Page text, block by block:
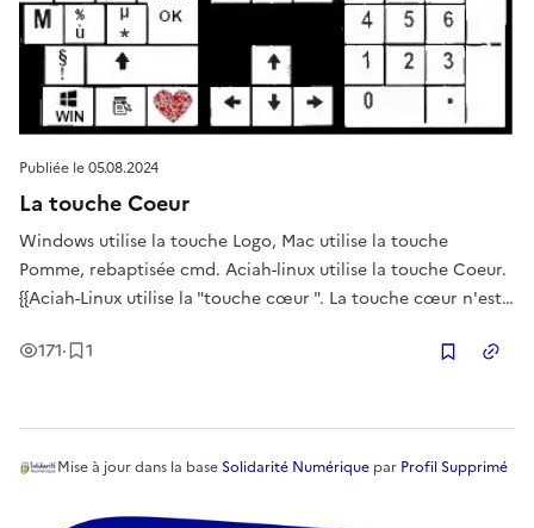
Publiée le05.08.2024
La touche Coeur
Windows utilise la touche Logo, Mac utilise la touche
Pomme, rebaptisée cmd. Aciah-linux utilise la touche Coeur.
{{Aciah-Linux utilise la "touche cœur ". La touche cœur n'est
avec un seul doigt. On trouve sur internet de nombreuses
171Vues
· 1
Mise à jourdans la base Solidarité Numérique par Profil Supprimé